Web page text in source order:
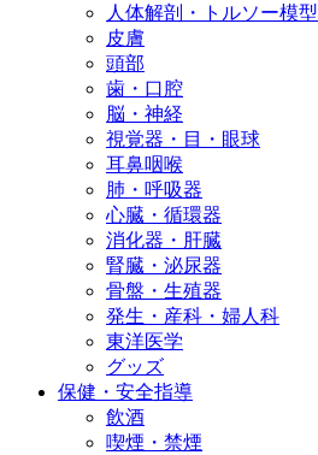
人体解剖・トルソー模型
皮膚
頭部
歯・口腔
脳・神経
視覚器・目・眼球
耳鼻咽喉
肺・呼吸器
心臓・循環器
消化器・肝臓
腎臓・泌尿器
骨盤・生殖器
発生・産科・婦人科
東洋医学
グッズ
保健・安全指導
飲酒
喫煙・禁煙